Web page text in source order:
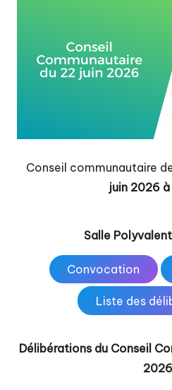
c
o
u
Conseil communautaire
juin 2026
Salle
Convocation
Liste des
Délibérations du Conseil
2026